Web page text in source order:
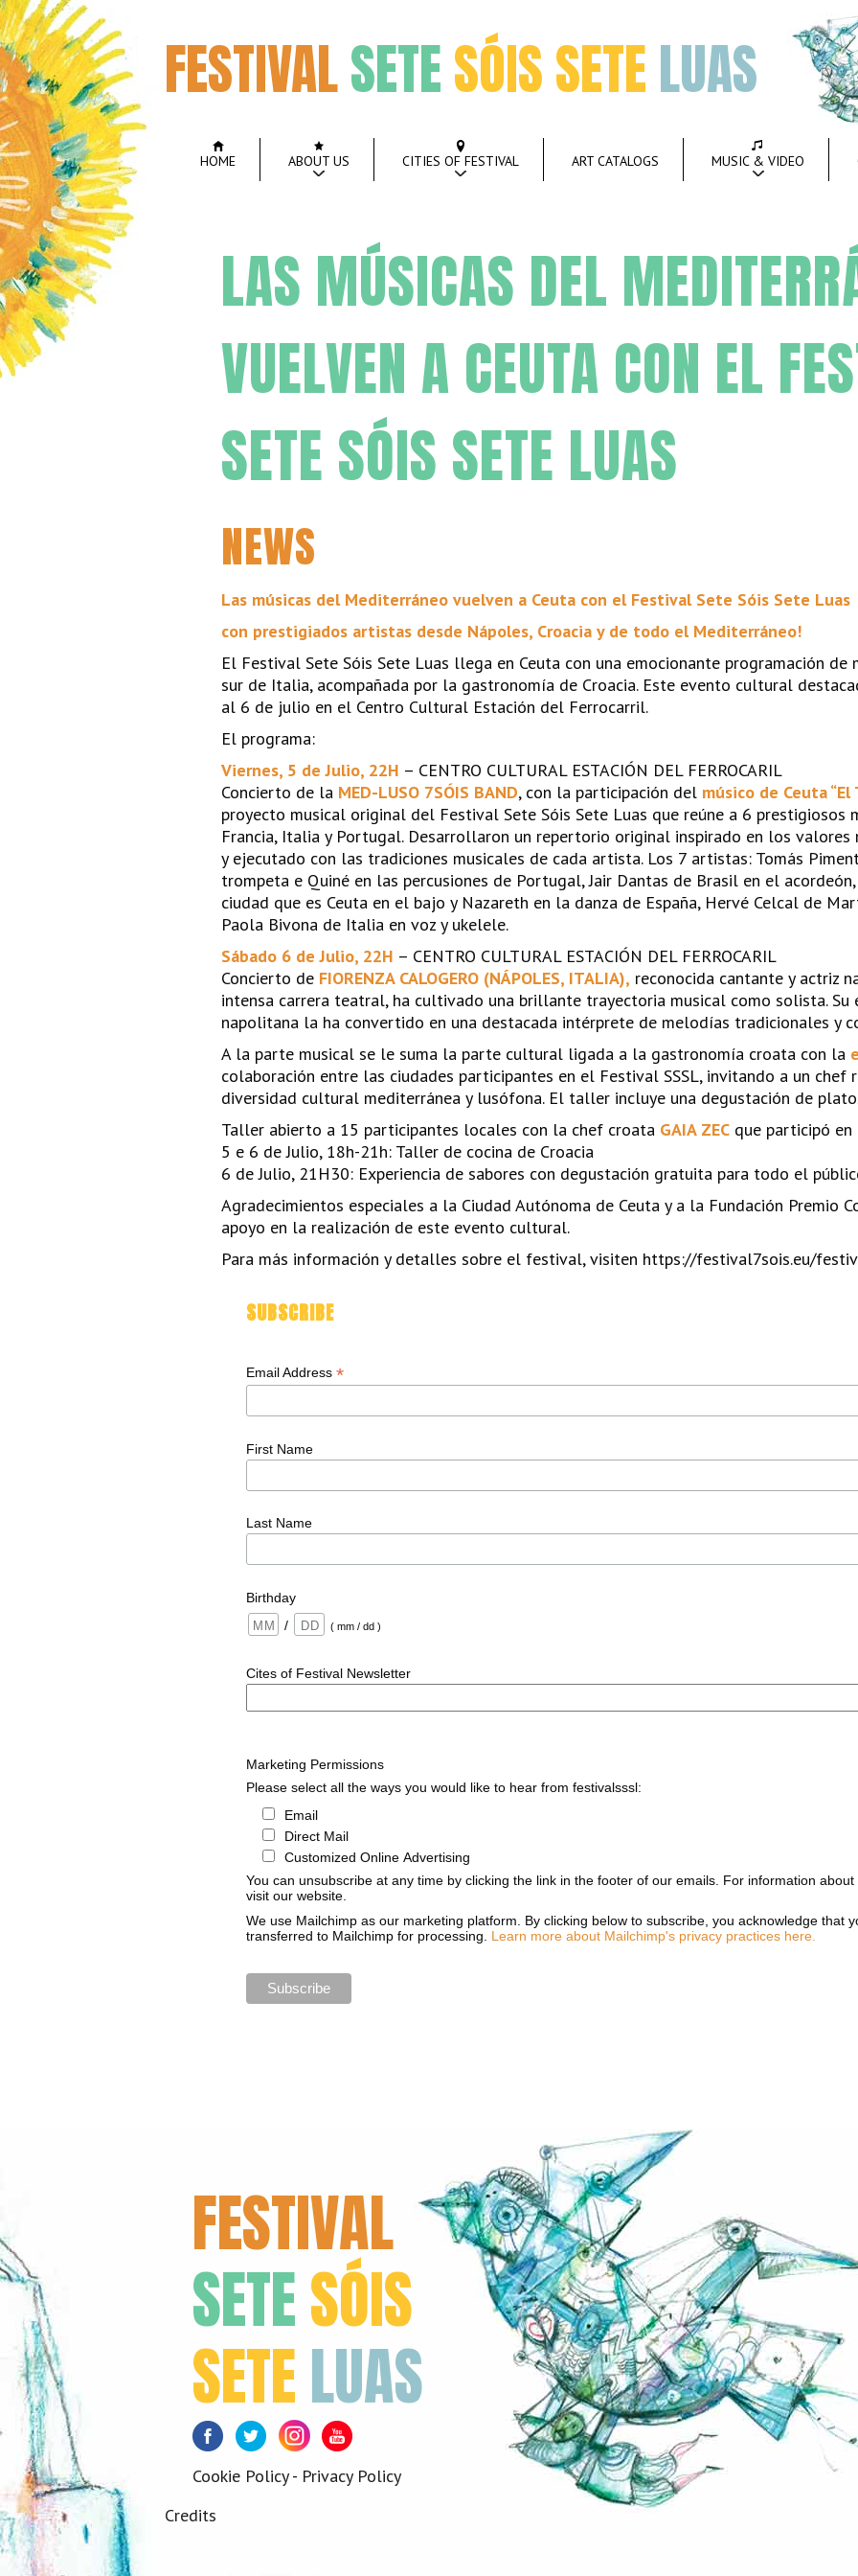
FESTIVALSETESÓIS SETELUAS
HOME ABOUT US CITIES OF FESTIVAL ART CATALOGS MUSIC & VIDEO
LAS MÚSICAS DEL
VUELVEN A CEUTA CON EL
SETE SÓIS SETE LUAS
NEWS
Las músicas del Mediterráneo vuelven a Ceuta con el Festival Sete Sóis Sete Luas
con prestigiados artistas desde Nápoles, Croacia y de todo el Mediterráneo!
El Festival Sete Sóis Sete Luas llega en Ceuta con una emocionante programación de
sur de Italia, acompañada por la gastronomía de Croacia. Este evento cultural
al 6 de julio en el Centro Cultural Estación del Ferrocarril.
El programa:
Viernes, 5 de Julio, 22H – CENTRO CULTURAL ESTACIÓN DEL FERROCARIL
Concierto de la MED-LUSO 7SÓIS BAND, con la participación del músico de Ceuta “El
proyecto musical original del Festival Sete Sóis Sete Luas que reúne a 6 prestigiosos
Francia, Italia y Portugal. Desarrollaron un repertorio original inspirado en los
y ejecutado con las tradiciones musicales de cada artista. Los 7 artistas: Tomás
trompeta e Quiné en las percusiones de Portugal, Jair Dantas de Brasil en el acordeón,
ciudad que es Ceuta en el bajo y Nazareth en la danza de España, Hervé Celcal de
Paola Bivona de Italia en voz y ukelele.
Sábado 6 de Julio, 22H – CENTRO CULTURAL ESTACIÓN DEL FERROCARIL
Concierto de FIORENZA CALOGERO (NÁPOLES, ITALIA), reconocida cantante y actriz
intensa carrera teatral, ha cultivado una brillante trayectoria musical como solista. Su
napolitana la ha convertido en una destacada intérprete de melodías tradicionales y
A la parte musical se le suma la parte cultural ligada a la gastronomía croata con la
colaboración entre las ciudades participantes en el Festival SSSL, invitando a un chef
diversidad cultural mediterránea y lusófona. El taller incluye una degustación de
Taller abierto a 15 participantes locales con la chef croata GAIA ZEC que participó en
5 e 6 de Julio, 18h-21h: Taller de cocina de Croacia
6 de Julio, 21H30: Experiencia de sabores con degustación gratuita para todo el
Agradecimientos especiales a la Ciudad Autónoma de Ceuta y a la Fundación Premio
apoyo en la realización de este evento cultural.
Para más información y detalles sobre el festival, visiten https://festival7sois.eu/
SUBSCRIBE
Email Address*
First Name
Last Name
Birthday
/
( mm / dd )
Cites of Festival Newsletter
Marketing Permissions
Please select all the ways you would like to hear from festivalsssl:
Email
Direct Mail
Customized Online Advertising
You can unsubscribe at any time by clicking the link in the footer of our emails. For information
visit our website.
We use Mailchimp as our marketing platform. By clicking below to subscribe, you acknowledge that
transferred to Mailchimp for processing. Learn more about Mailchimp's privacy practices here.
FESTIVAL
SETESÓIS
SETELUAS
FacebookTwitterInstagram
Cookie Policy- Privacy Policy
Credits